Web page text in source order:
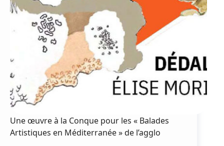
Une œuvre à la Conque pour les « Balades
Artistiques en Méditerranée » de l’agglo